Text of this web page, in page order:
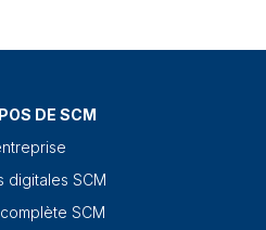
DE SCM
digitales SCM
SCM